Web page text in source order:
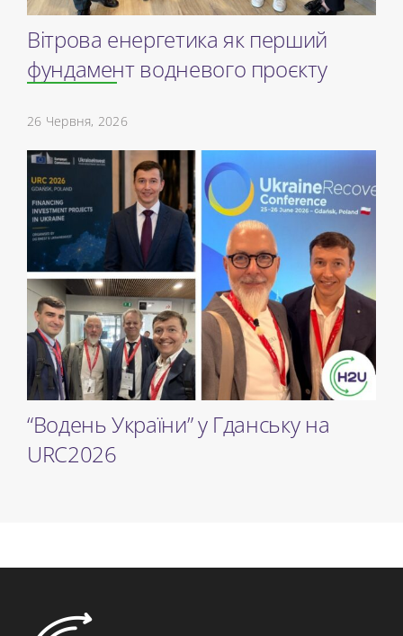
Вітрова енергетика як перший
фундамент водневого проєкту
26 Червня, 2026
“Водень України” у ​​Гданську на
URC2026